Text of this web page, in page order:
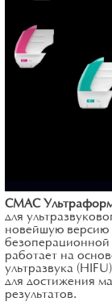
СМАС
для
новейшую версию
безоперационной
работает на
ультразвука
для достижения
результатов.